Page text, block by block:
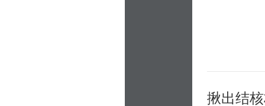
揪出结